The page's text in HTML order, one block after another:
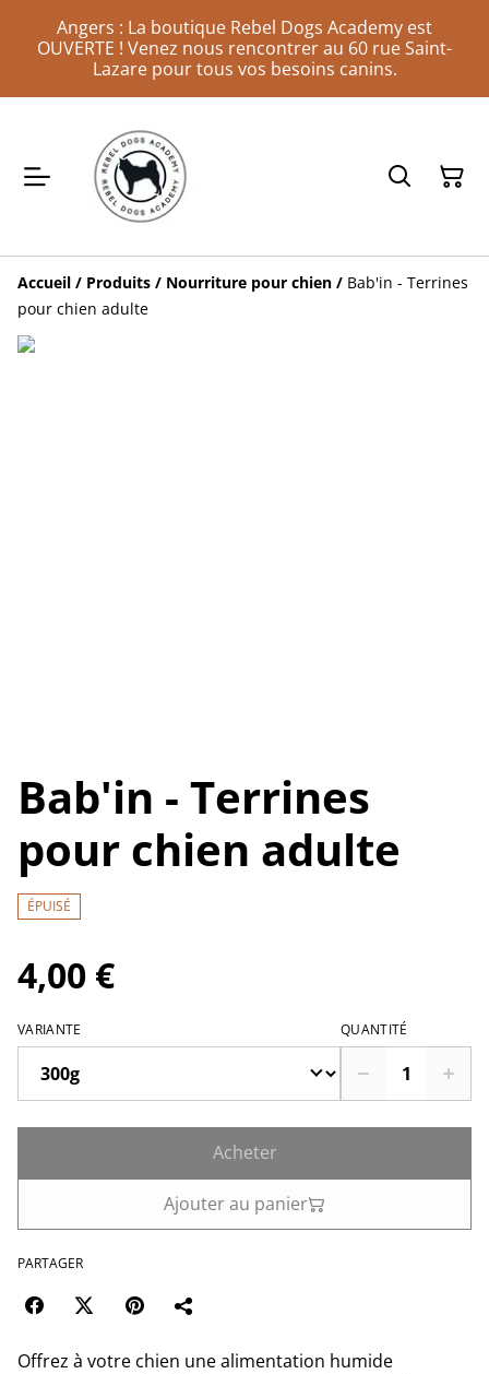
Angers : La boutique Rebel Dogs Academy est
OUVERTE ! Venez nous rencontrer au 60 rue Saint-
Lazare pour tous vos besoins canins.
Accueil / Produits / Nourriture pour chien / Bab'in - Terrines
pour chien adulte
Bab'in - Terrines
pour chien adulte
ÉPUISÉ
4,00 €
VARIANTE QUANTITÉ
Acheter
Ajouter au panier
PARTAGER
Offrez à votre chien une alimentation humide